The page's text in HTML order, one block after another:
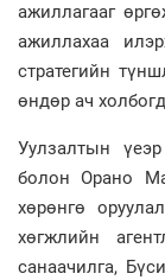
ажиллагааг
ажиллахаа
стратегийн
өндөр ач
Уулзалтын
болон Орано
хөрөнгө
хөгжлийн
санаачилга,